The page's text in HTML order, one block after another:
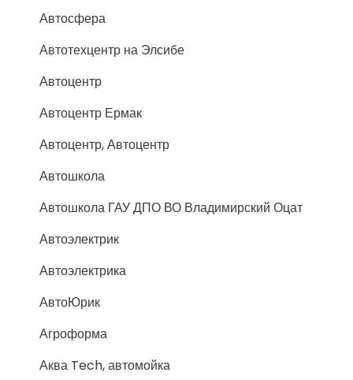
Автосфера
Автотехцентр на Элсибе
Автоцентр
Автоцентр Ермак
Автоцентр, Автоцентр
Автошкола
Автошкола ГАУ ДПО ВО Владимирский Оцат
Автоэлектрик
Автоэлектрика
АвтоЮрик
Агроформа
Аква Tech, автомойка